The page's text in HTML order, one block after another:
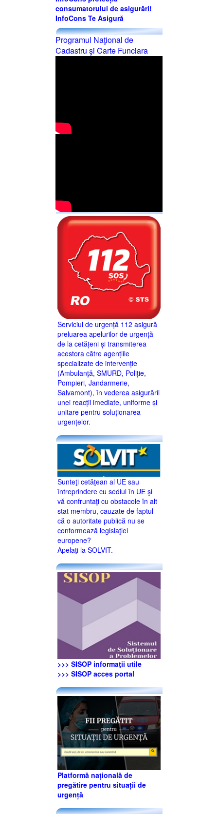
consumatorului de asigurări!
InfoCons Te Asigură
Programul Naţional de
Cadastru şi Carte Funciara
Serviciul de urgență 112 asigură
preluarea apelurilor de urgență
de la cetățeni și transmiterea
acestora către agențiile
specializate de intervenție
(Ambulanță, SMURD, Poliție,
Pompieri, Jandarmerie,
Salvamont), în vederea asigurării
unei reacții imediate, uniforme și
unitare pentru soluționarea
urgențelor.
Sunteţi cetăţean al UE sau
întreprindere cu sediul în UE şi
vă confruntaţi cu obstacole în alt
stat membru, cauzate de faptul
că o autoritate publică nu se
conformează legislaţiei
europene?
Apelaţi la SOLVIT.
>>> SISOP informaţii utile
>>> SISOP acces portal
Platformă națională de
pregătire pentru situații de
urgență